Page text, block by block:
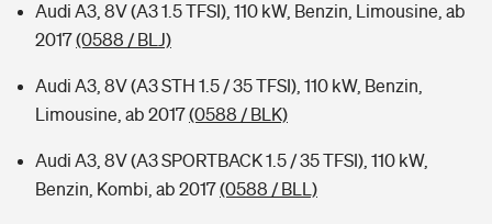
Audi A3, 8V (A3 1.5 TFSI), 110 kW, Benzin, Limousine, ab
2017(0588 / BLJ)
Audi A3, 8V (A3 STH 1.5 / 35 TFSI), 110 kW, Benzin,
Limousine, ab 2017(0588 / BLK)
Audi A3, 8V (A3 SPORTBACK 1.5 / 35 TFSI), 110 kW,
Benzin, Kombi, ab 2017(0588 / BLL)